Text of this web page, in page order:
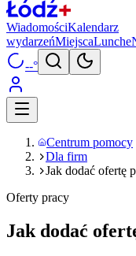
WiadomościKalendarz
wydarzeńMiejscaLunche
--°
Centrum pomocy
Dla firm
Jak dodać ofertę
Oferty pracy
Jak dodać